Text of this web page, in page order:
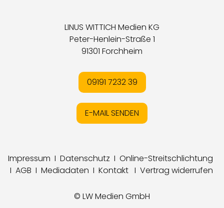
LINUS WITTICH Medien KG
Peter-Henlein-Straße 1
91301 Forchheim
09191 7232 39
E-MAIL SENDEN
Impressum I Datenschutz I Online-Streitschlichtung
I AGB I Mediadaten I Kontakt I Vertrag widerrufen
© LW Medien GmbH